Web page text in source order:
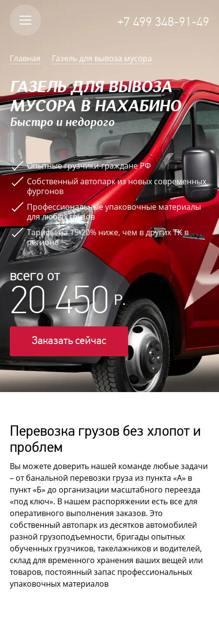
+7 499 348-91-49
Главная Газель для вывоза мусора
ГАЗЕЛЬ ДЛЯ ВЫВОЗА
МУСОРА В НАХАБИНО
Быстро и недорого
Опытные грузчики-граждане РФ
Собственный автопарк из новых современных
фургонов
Профессиональные упаковочные материалы
для любых грузов
Тарифы на 15-20% ниже, чем в других ТК в
регионе
всего от
20 450 Р.
Заказать сейчас
Перевозка грузов без хлопот и
проблем
Вы можете доверить нашей команде любые задачи
– от банальной перевозки груза из пункта «А» в
пункт «Б» до организации масштабного переезда
«под ключ». В нашем распоряжении есть все для
оперативного выполнения заказов. Это
собственный автопарк из десятков автомобилей
разной грузоподъемности, бригады опытных
обученных грузчиков, такелажников и водителей,
склад для временного хранения ваших вещей или
товаров, постоянный запас профессиональных
упаковочных материалов